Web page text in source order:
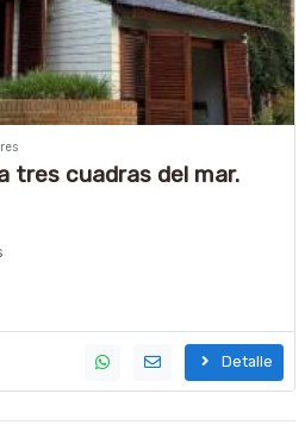
tres cuadras del mar.
Detalle